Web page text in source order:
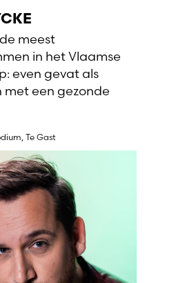
meest
in het Vlaamse
even gevat als
met een gezonde
Te Gast